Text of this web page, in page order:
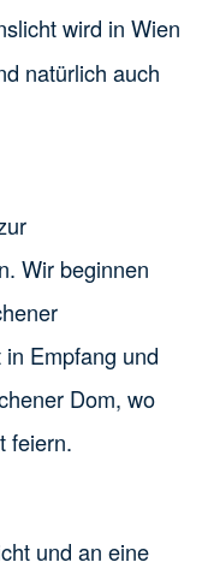
wird in Wien
natürlich auch
Wir beginnen
Empfang und
Dom, wo
feiern.
und an eine